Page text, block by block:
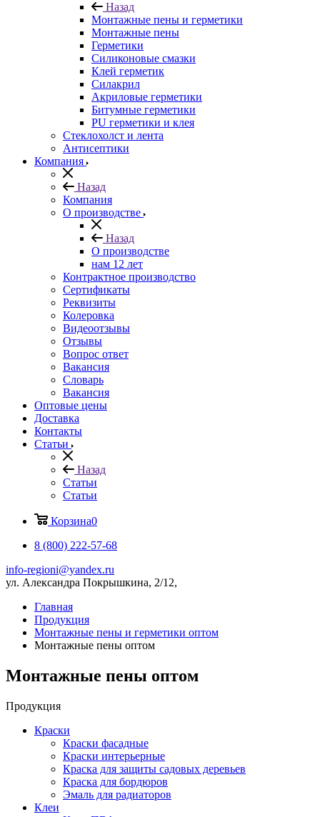
Назад
Монтажные пены и герметики
Монтажные пены
Герметики
Силиконовые смазки
Клей герметик
Силакрил
Акриловые герметики
Битумные герметики
PU герметики и клея
Стеклохолст и лента
Антисептики
Компания
Назад
Компания
О производстве
Назад
О производстве
нам 12 лет
Контрактное производство
Сертификаты
Реквизиты
Колеровка
Видеоотзывы
Отзывы
Вопрос ответ
Вакансия
Словарь
Вакансия
Оптовые цены
Доставка
Контакты
Статьи
Назад
Статьи
Статьи
Корзина0
8 (800) 222-57-68
info-regioni@yandex.ru
ул. Александра Покрышкина, 2/12,
Главная
Продукция
Монтажные пены и герметики оптом
Монтажные пены оптом
Монтажные пены оптом
Продукция
Краски
Краски фасадные
Краски интерьерные
Краска для защиты садовых деревьев
⁠Краска для бордюров
Эмаль для радиаторов
Клеи